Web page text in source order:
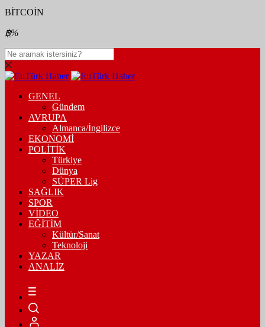
BİTCOİN
฿%
GENEL
Gündem
AVRUPA
Almanca/İngilizce
EKONOMİ
POLİTİK
Türkiye
Dünya
SÜPER Lig
SAĞLIK
SPOR
VİDEO
EĞİTİM
Kültür/Sanat
Teknoloji
YAZAR
ANALİZ